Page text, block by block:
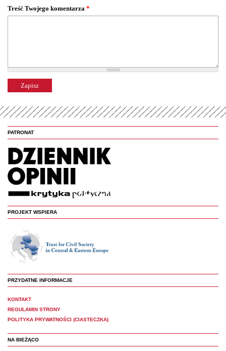
Treść Twojego komentarza *
PATRONAT
PROJEKT WSPIERA
PRZYDATNE INFORMACJE
KONTAKT
REGULAMIN STRONY
POLITYKA PRYWATNOŚCI (CIASTECZKA)
NA BIEŻĄCO